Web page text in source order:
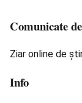
Comunicate
Ziar online de
Info